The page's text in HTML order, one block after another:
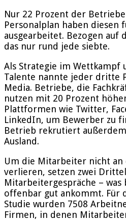
Nur 22 Prozent der
Personalplan haben diesen
ausgearbeitet. Bezogen auf
das nur rund jede siebte.
Als Strategie im Wettkampf
Talente nannte jeder dritte
Media. Betriebe, die
nutzen mit 20 Prozent
Plattformen wie Twitter,
LinkedIn, um Bewerber zu
Betrieb rekrutiert
Ausland.
Um die Mitarbeiter nicht an
verlieren, setzen zwei
Mitarbeitergespräche –
offenbar gut ankommt. Für
Studie wurden 7508
Firmen, in denen